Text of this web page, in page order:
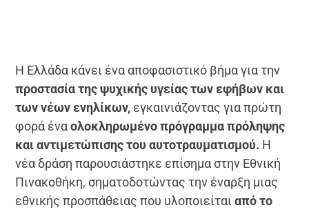
Η Ελλάδα κάνει ένα αποφασιστικό βήμα για την
προστασία της ψυχικής υγείας των εφήβων και
των νέων ενηλίκων, εγκαινιάζοντας για πρώτη
φορά έναολοκληρωμένο πρόγραμμα πρόληψης
και αντιμετώπισης του αυτοτραυματισμού. Η
νέα δράση παρουσιάστηκε επίσημα στην Εθνική
Πινακοθήκη, σηματοδοτώντας την έναρξη μιας
εθνικής προσπάθειας που υλοποιείταιαπό το